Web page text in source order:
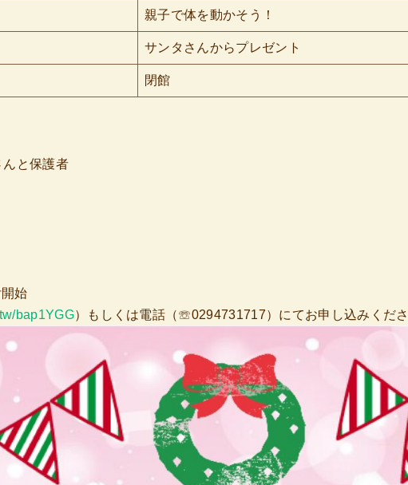
親子で体を動かそう！
サンタさんからプレゼント
閉館
と保護者
始
bap1YGG）もしくは電話（☏0294731717）にてお申し込みくだ